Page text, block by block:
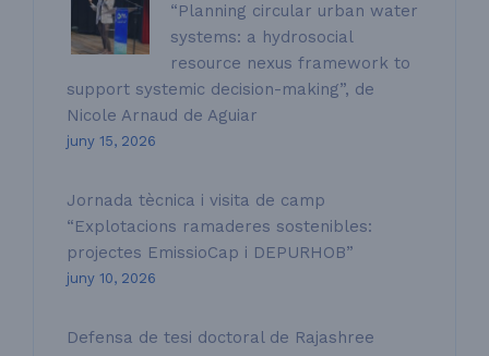
“Planning circular urban water
systems: a hydrosocial
resource nexus framework to
support systemic decision-making”, de
Nicole Arnaud de Aguiar
juny 15, 2026
Jornada tècnica i visita de camp
“Explotacions ramaderes sostenibles:
projectes EmissioCap i DEPURHOB”
juny 10, 2026
Defensa de tesi doctoral de Rajashree